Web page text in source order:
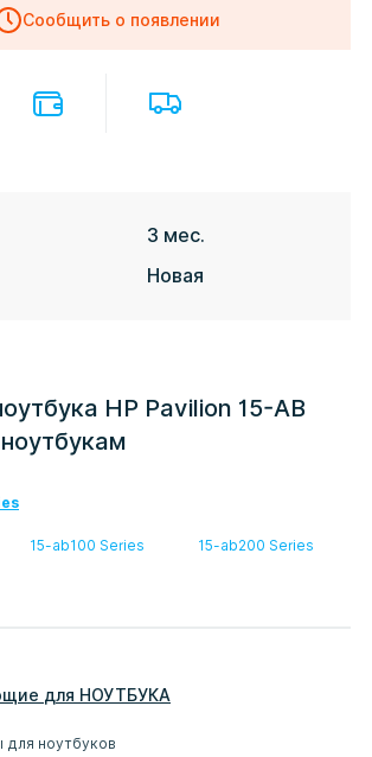
Сообщить о появлении
3 мес.
Новая
HP Pavilion 15-AB
15-ab100 Series 15-ab200 Series
для НОУТБУКА
для ноутбуков